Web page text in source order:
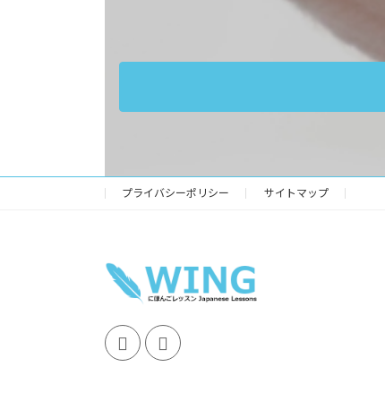
プライバシーポリシー サイトマップ